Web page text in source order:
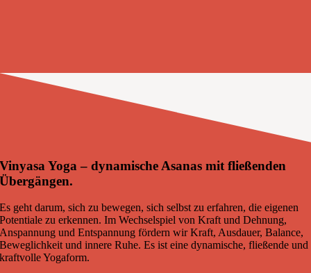
Vinyasa Yoga – dynamische Asanas mit fließenden
Übergängen.
Es geht darum, sich zu bewegen, sich selbst zu erfahren, die eigenen
Potentiale zu erkennen. Im Wechselspiel von Kraft und Dehnung,
Anspannung und Entspannung fördern wir Kraft, Ausdauer, Balance,
Beweglichkeit und innere Ruhe. Es ist eine dynamische, fließende und
kraftvolle Yogaform.